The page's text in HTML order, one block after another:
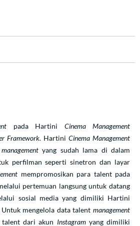
jit.v6i1.255
tentang perancangan aplikasi
pada Hartini Cinema Management
Framework. HartiniCinema Management
managementyang sudah lama di dalam
perfilman seperti sinetron dan layar
mempromosikan para talent pada
pertemuan langsung untuk datang
sosial media yang dimiliki Hartini
mengelola data talentmanagement
talent dari akun Instagram yang dimiliki